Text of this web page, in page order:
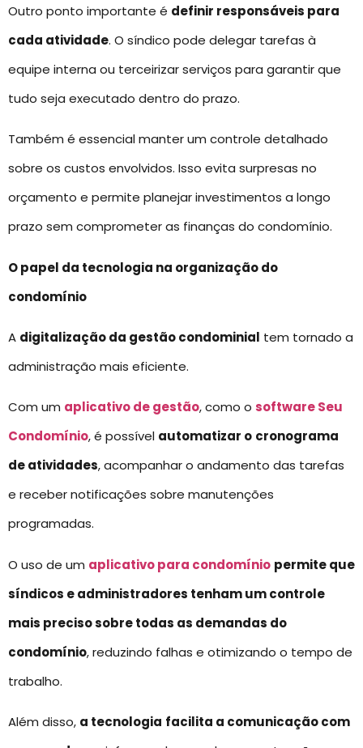
Outro ponto importante é definir responsáveis para
cada atividade. O síndico pode delegar tarefas à
equipe interna ou terceirizar serviços para garantir que
tudo seja executado dentro do prazo.
Também é essencial manter um controle detalhado
sobre os custos envolvidos. Isso evita surpresas no
orçamento e permite planejar investimentos a longo
prazo sem comprometer as finanças do condomínio.
O papel da tecnologia na organização do
condomínio
A digitalização da gestão condominial tem tornado a
administração mais eficiente.
Com um aplicativo de gestão, como o software Seu
Condomínio, é possível automatizar o cronograma
de atividades, acompanhar o andamento das tarefas
e receber notificações sobre manutenções
programadas.
O uso de um aplicativo para condomínio permite que
síndicos e administradores tenham um controle
mais preciso sobre todas as demandas do
condomínio, reduzindo falhas e otimizando o tempo de
trabalho.
Além disso, a tecnologia facilita a comunicação com